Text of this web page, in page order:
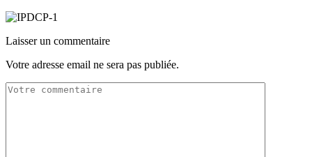
Laisser un commentaire
Votre adresse email ne sera pas publiée.